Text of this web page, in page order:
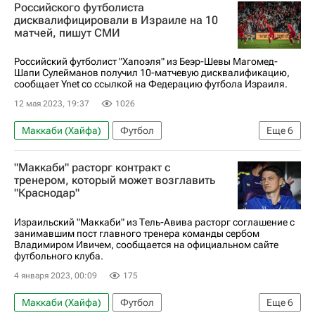
Славиша Йоканович
Дмитрий Селюк
РПЛ 2026-2027 (Чемпионат России по футболу)
Российского футболиста
дисквалифицировали в Израиле на 10
матчей, пишут СМИ
Российский футболист "Хапоэля" из Беэр-Шевы Магомед-
Шапи Сулейманов получил 10-матчевую дисквалификацию,
сообщает Ynet со ссылкой на Федерацию футбола Израиля.
12 мая 2023, 19:37 1026
Еще6
Маккаби (Хайфа)
Футбол
Магомед-Шапи Сулейманов
Хапоэль (Беэр-Шева)
Долев Хазиза
Краснодар
"Маккаби" расторг контракт с
тренером, который может возглавить
"Краснодар"
Израильский "Маккаби" из Тель-Авива расторг соглашение с
занимавшим пост главного тренера команды сербом
Владимиром Ивичем, сообщается на официальном сайте
футбольного клуба.
4 января 2023, 00:09 175
Еще6
Маккаби (Хайфа)
Футбол